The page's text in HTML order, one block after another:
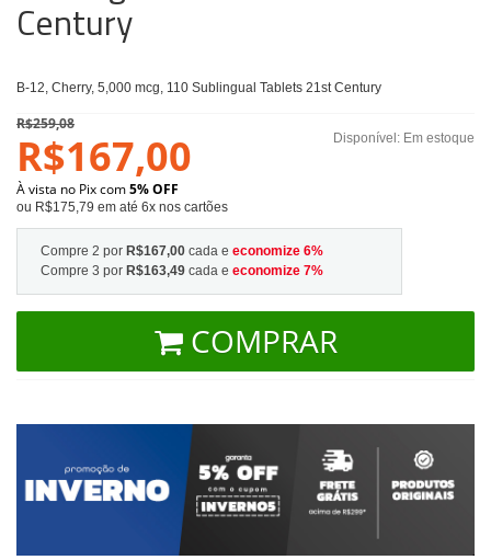
Century
B-12, Cherry, 5,000 mcg, 110 Sublingual Tablets 21st Century
Disponível: Em estoque
R$259,08
R$167,00
À vista no Pix com5% OFF
ou R$175,79 em até 6x nos cartões
Compre 2 por R$167,00 cada e economize 6%
Compre 3 por R$163,49 cada e economize 7%
COMPRAR